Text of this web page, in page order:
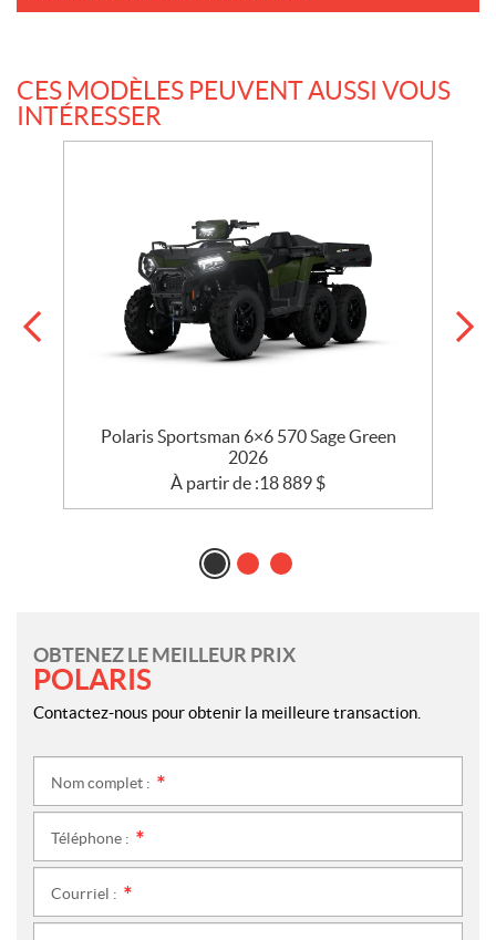
CES MODÈLES PEUVENT AUSSI VOUS
INTÉRESSER
Polaris Sportsman 6×6 570 Sage Green
2026
À partir de :18 889 $
OBTENEZ LE MEILLEUR PRIX
POLARIS
Contactez-nous pour obtenir la meilleure transaction.
Nom complet :
Téléphone :
Courriel :